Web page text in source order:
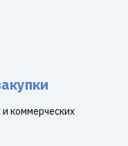
коммерческих